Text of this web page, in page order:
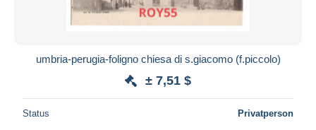
umbria-perugia-foligno chiesa di s.giacomo (f.piccolo)
± 7,51 $
Status Privatperson